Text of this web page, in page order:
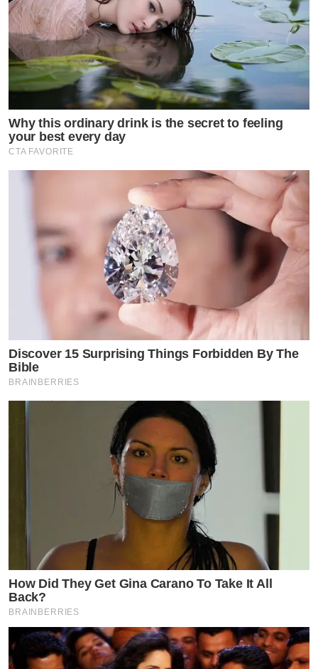
Why this ordinary drink is the secret to feeling
your best every day
CTA FAVORITE
Discover 15 Surprising Things Forbidden By The
Bible
BRAINBERRIES
How Did They Get Gina Carano To Take It All
Back?
BRAINBERRIES